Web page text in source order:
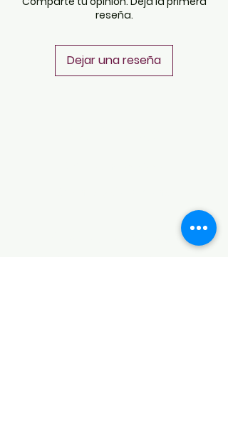
reseña.
Dejar una reseña
PLATAFORMAS